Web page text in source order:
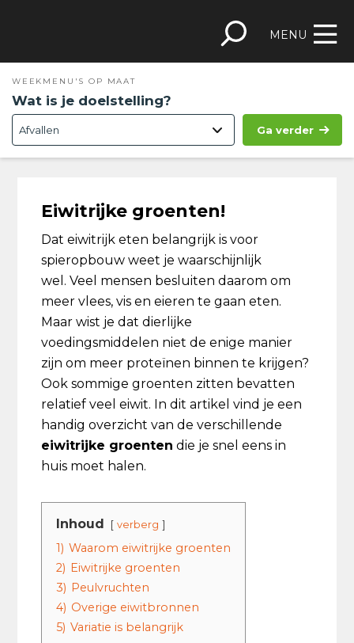
inhoud
sidebar
MENU
WEEKMENU'S OP MAAT
Wat is je doelstelling?
Ga verder
Eiwitrijke groenten!
Dat eiwitrijk eten belangrijk is voor
spieropbouw weet je waarschijnlijk
wel. Veel mensen besluiten daarom om
meer vlees, vis en eieren te gaan eten.
Maar wist je dat dierlijke
voedingsmiddelen niet de enige manier
zijn om meer proteïnen binnen te krijgen?
Ook sommige groenten zitten bevatten
relatief veel eiwit. In dit artikel vind je een
handig overzicht van de verschillende
eiwitrijke groenten die je snel eens in
huis moet halen.
Inhoud verberg
1) Waarom eiwitrijke groenten
2) Eiwitrijke groenten
3) Peulvruchten
4) Overige eiwitbronnen
5) Variatie is belangrijk